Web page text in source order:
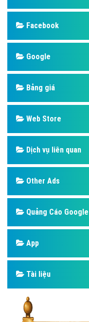
Facebook
Google
Bảng giá
Web Store
Dịch vụ liên quan
Other Ads
Quảng Cáo Google
App
Tài liệu